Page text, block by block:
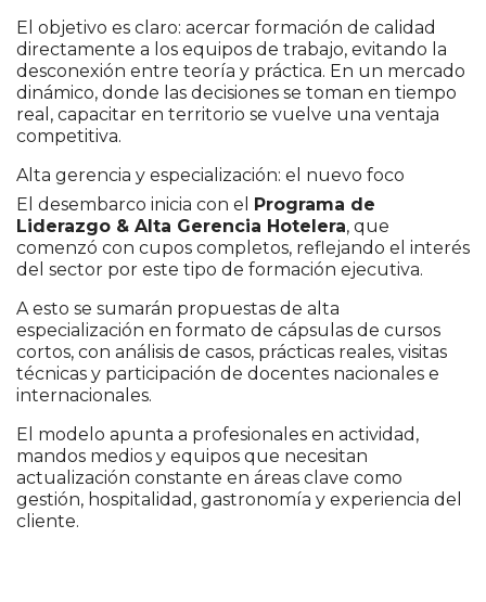
El objetivo es claro: acercar formación de calidad
directamente a los equipos de trabajo, evitando la
desconexión entre teoría y práctica. En un mercado
dinámico, donde las decisiones se toman en tiempo
real, capacitar en territorio se vuelve una ventaja
competitiva.
Alta gerencia y especialización: el nuevo foco
El desembarco inicia con el Programa de
Liderazgo & Alta Gerencia Hotelera, que
comenzó con cupos completos, reflejando el interés
del sector por este tipo de formación ejecutiva.
A esto se sumarán propuestas de alta
especialización en formato de cápsulas de cursos
cortos, con análisis de casos, prácticas reales, visitas
técnicas y participación de docentes nacionales e
internacionales.
El modelo apunta a profesionales en actividad,
mandos medios y equipos que necesitan
actualización constante en áreas clave como
gestión, hospitalidad, gastronomía y experiencia del
cliente.